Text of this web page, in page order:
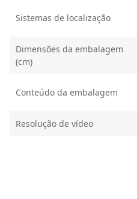
Sistemas de localização
Dimensões da embalagem
(cm)
Conteúdo da embalagem
Resolução de vídeo